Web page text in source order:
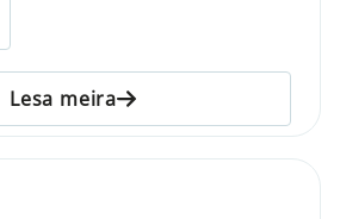
Lesa meira